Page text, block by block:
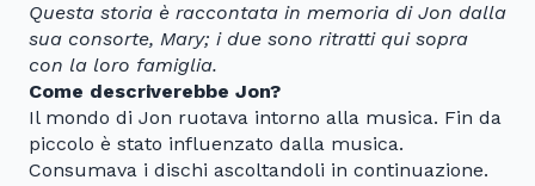
Questa storia è raccontata in memoria di Jon dalla
sua consorte, Mary; i due sono ritratti qui sopra
con la loro famiglia.
Come descriverebbe Jon?
Il mondo di Jon ruotava intorno alla musica. Fin da
piccolo è stato influenzato dalla musica.
Consumava i dischi ascoltandoli in continuazione.